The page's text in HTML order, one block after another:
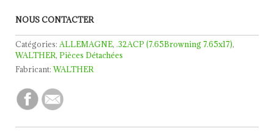
NOUS CONTACTER
Catégories: ALLEMAGNE, .32ACP (7.65Browning 7.65x17),
WALTHER, Pièces Détachées
Fabricant:WALTHER